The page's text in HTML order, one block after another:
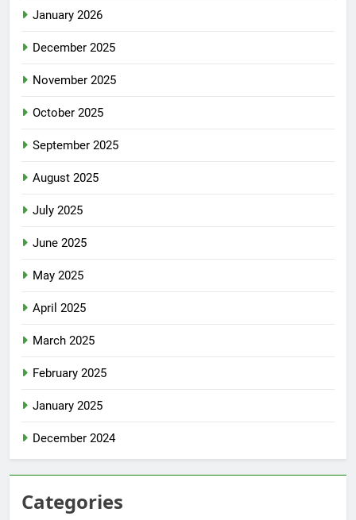
January 2026
December 2025
November 2025
October 2025
September 2025
August 2025
July 2025
June 2025
May 2025
April 2025
March 2025
February 2025
January 2025
December 2024
Categories